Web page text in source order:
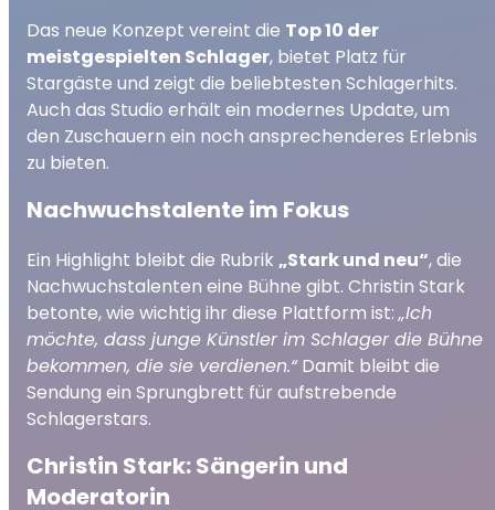
Das neue Konzept vereint die Top 10 der
meistgespielten Schlager, bietet Platz für
Stargäste und zeigt die beliebtesten Schlagerhits.
Auch das Studio erhält ein modernes Update, um
den Zuschauern ein noch ansprechenderes Erlebnis
zu bieten.
Nachwuchstalente im Fokus
Ein Highlight bleibt die Rubrik „Stark und neu“, die
Nachwuchstalenten eine Bühne gibt. Christin Stark
betonte, wie wichtig ihr diese Plattform ist:„Ich
möchte, dass junge Künstler im Schlager die Bühne
bekommen, die sie verdienen.“Damit bleibt die
Sendung ein Sprungbrett für aufstrebende
Schlagerstars.
Christin Stark: Sängerin und
Moderatorin